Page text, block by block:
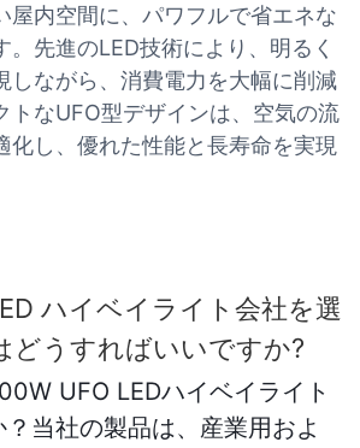
屋内空間に、パワフルで省エネな
。先進のLED技術により、明るく
しながら、消費電力を大幅に削減
トなUFO型デザインは、空気の流
化し、優れた性能と長寿命を実現
ハイベイライト会社を選
どうすればいいですか?
UFO LEDハイベイライト
当社の製品は、産業用およ